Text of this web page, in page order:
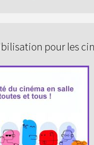
pour les